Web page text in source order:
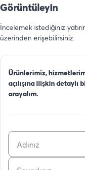
Görüntüleyin
İncelemek istediğiniz
üzerinden erişebilirsiniz.
Ürünlerimiz,
açılışına ilişkin
arayalım.